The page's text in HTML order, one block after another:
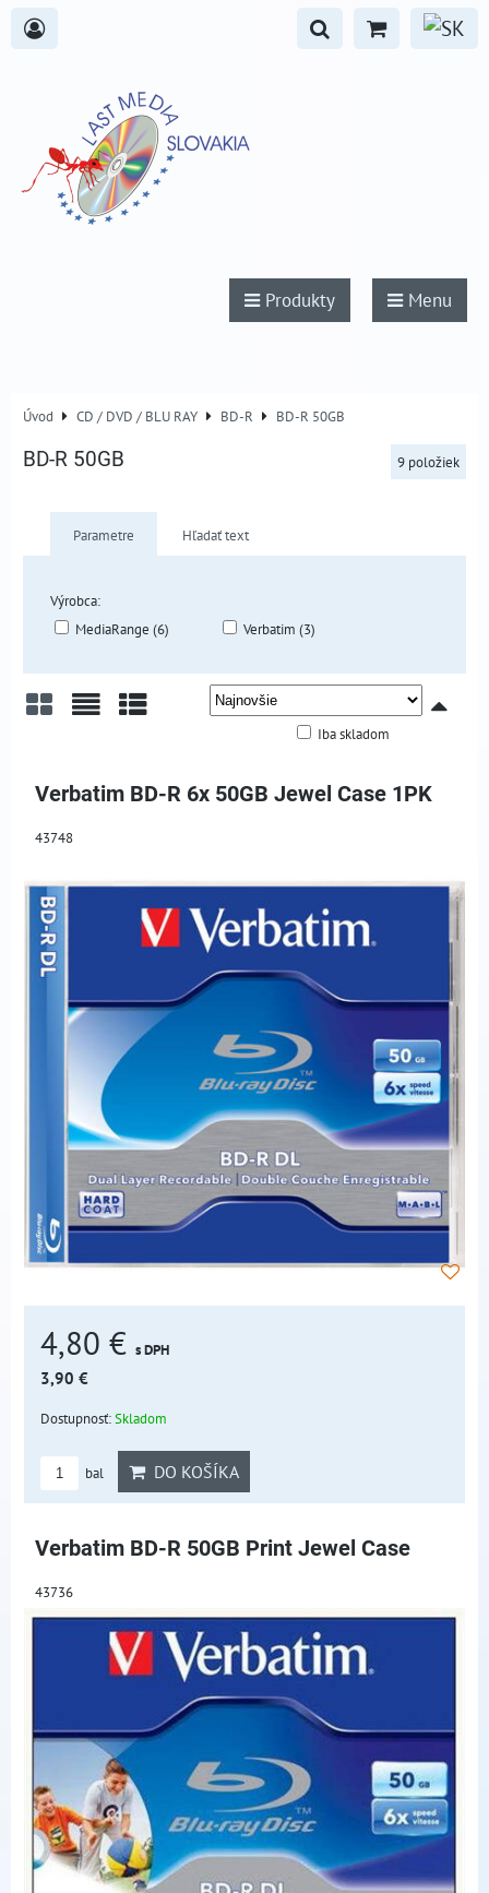
Produkty Menu
Úvod CD / DVD / BLU RAY BD-R BD-R 50GB
BD-R 50GB 9 položiek
Parametre Hľadať text
Výrobca:
MediaRange (6)
Verbatim (3)
Iba skladom
Verbatim BD-R 6x 50GB Jewel Case 1PK
43748
4,80 € s DPH
3,90 €
Dostupnosť:Skladom
bal DO KOŠÍKA
Verbatim BD-R 50GB Print Jewel Case
43736